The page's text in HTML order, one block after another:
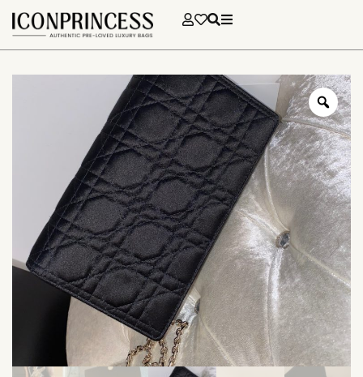
AJOUTER AU PANIER